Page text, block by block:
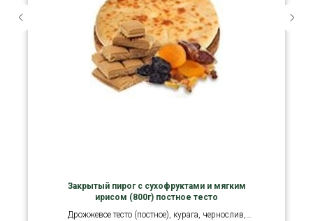
Закрытый пирог с сухофруктами и мягким
ирисом (800г) постное тесто
Дрожжевое тесто (постное), курага, чернослив,